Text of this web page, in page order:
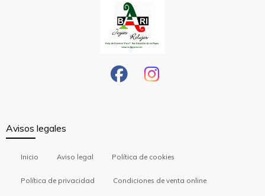
Avisos legales
Inicio Aviso legal Política de cookies
Política de privacidad Condiciones de venta online